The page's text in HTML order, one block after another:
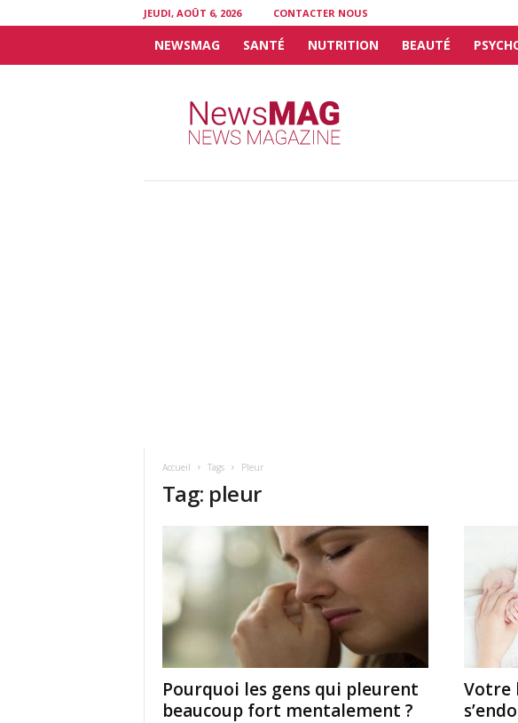
JEUDI, AOÛT 6, 2026 CONTACTER NOUS
NEWSMAG SANTÉ NUTRITION BEAUTÉ
Accueil Tags Pleur
Tag: pleur
Pourquoi les gens qui pleurent
beaucoup fort mentalement ?
Votre